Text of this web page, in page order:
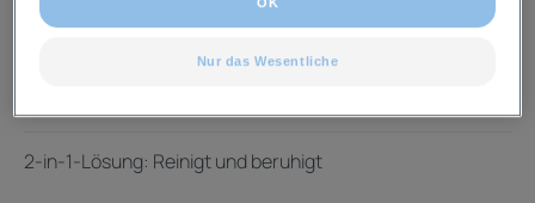
austrocknender Akne-Therapie (>/= 14 Jahre), 1 bis 2
Anwendungen pro Tag über 4 Wochen. Selbstbewertung
2-in-1-Lösung: Reinigt und beruhigt
Nur das Wesentliche